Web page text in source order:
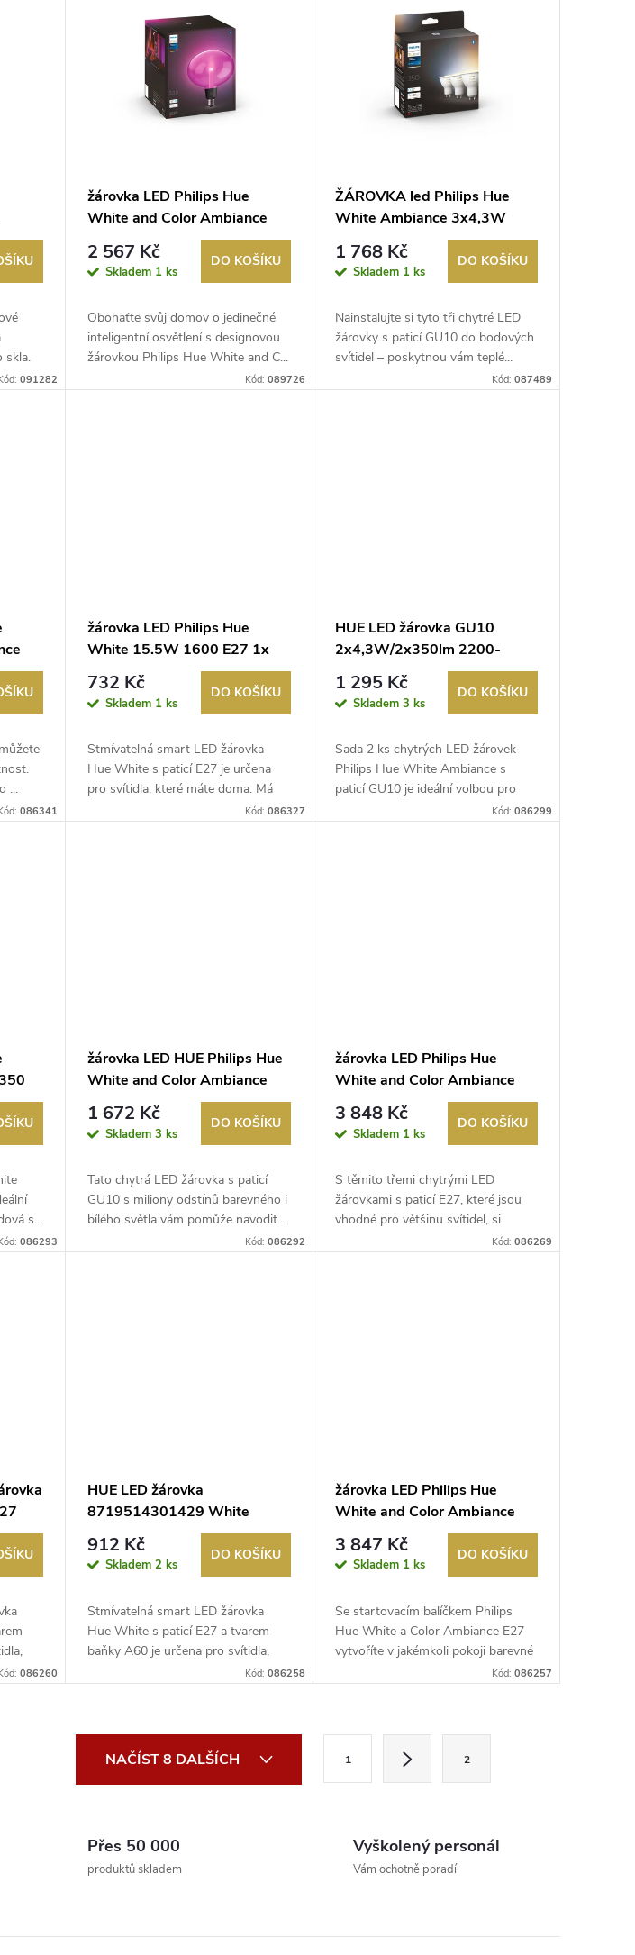
skla.
091282
žárovka LED Philips Hue
White and Color Ambiance
6,5W 500lm E27 LIGHT
GUIDE ELLIPSE
2 567 Kč
Skladem 1 ks
DO KOŠÍKU
Obohaťte svůj domov o jedinečné
inteligentní osvětlení s designovou
žárovkou Philips Hue White and C...
Kód: 089726
ŽÁROVKA led Philips Hue
White Ambiance 3x4,3W
350lm GU10 3ks ZB+BT
1 768 Kč
Skladem 1 ks
DO KOŠÍKU
Nainstalujte si tyto tři chytré LED
žárovky s paticí GU10 do bodových
svítidel – poskytnou vám teplé...
Kód: 087489
...
086341
žárovka LED Philips Hue
White 15.5W 1600 E27 1x
bulb ZB+BT
732 Kč
Skladem 1 ks
DO KOŠÍKU
Stmívatelná smart LED žárovka
Hue White s paticí E27 je určena
pro svítidla, které máte doma. Má
Kód: 086327
HUE LED žárovka GU10
2x4,3W/2x350lm 2200-
6500K PHILIPS HUE
1 295 Kč
Skladem 3 ks
DO KOŠÍKU
Sada 2 ks chytrých LED žárovek
Philips Hue White Ambiance s
paticí GU10 je ideální volbou pro
Kód: 086299
s...
086293
žárovka LED HUE Philips Hue
White and Color Ambiance
4.3W 350 GU10 1x bulb
ZB+BT
1 672 Kč
Skladem3 ks
DO KOŠÍKU
Tato chytrá LED žárovka s paticí
GU10 s miliony odstínů barevného i
bílého světla vám pomůže navodit...
Kód: 086292
žárovka LED Philips Hue
White and Color Ambiance
6,5W 800lm E27 3ks ZB+BT
3 848 Kč
Skladem 1 ks
DO KOŠÍKU
S těmito třemi chytrými LED
žárovkami s paticí E27, které jsou
vhodné pro většinu svítidel, si
Kód: 086269
086260
HUE LED žárovka
8719514301429 White
Ambiance 7W/E27 550lm
2200-4500K Filament
912 Kč
Skladem2 ks
DO KOŠÍKU
Stmívatelná smart LED žárovka
Hue White s paticí E27 a tvarem
baňky A60 je určena pro svítidla,
Kód: 086258
žárovka LED Philips Hue
White and Color Ambiance
9W 1100 E27 malý kit 2x E27
, dálkový ovladač a bridge
3 847 Kč
Skladem 1 ks
DO KOŠÍKU
Se startovacím balíčkem Philips
Hue White a Color Ambiance E27
vytvoříte v jakémkoli pokoji barevné
Kód: 086257
NAČÍST 8 DALŠÍCH 1 2
Přes 50 000
produktů skladem
Vyškolený personál
Vám ochotně poradí